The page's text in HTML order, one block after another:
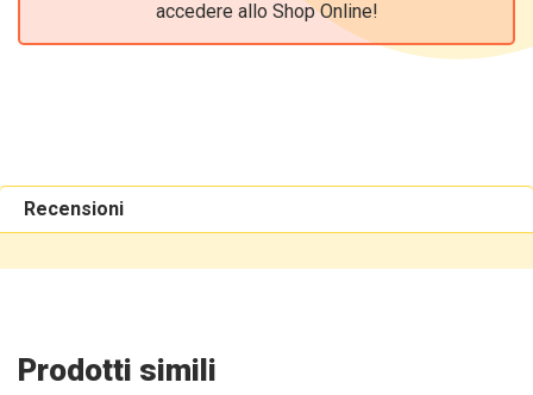
accedere allo Shop Online!
Recensioni
Prodotti simili